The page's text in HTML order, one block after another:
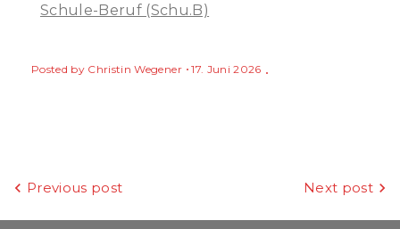
Schule-Beruf (Schu.B)
Posted by Christin Wegener 17. Juni 2026
Beitragsnavigation
Previous post Next post